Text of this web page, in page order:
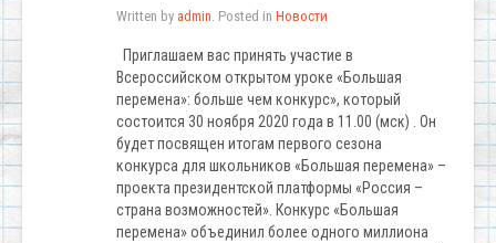
Written by admin. Posted in Новости
Приглашаем вас принять участие в
Всероссийском открытом уроке «Большая
перемена»: больше чем конкурс», который
состоится 30 ноября 2020 года в 11.00 (мск) . Он
будет посвящен итогам первого сезона
конкурса для школьников «Большая перемена» –
проекта президентской платформы «Россия –
страна возможностей». Конкурс «Большая
перемена» объединил более одного миллиона